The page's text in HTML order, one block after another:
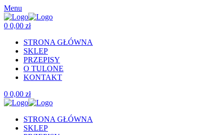
Menu
0 0,00 zł
STRONA GŁÓWNA
SKLEP
PRZEPISY
O TULONE
KONTAKT
0 0,00 zł
STRONA GŁÓWNA
SKLEP